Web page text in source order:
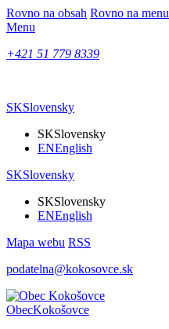
Rovno na obsah Rovno na menu
Menu
+421 51 779 8339
SKSlovensky
SKSlovensky
ENEnglish
SKSlovensky
SKSlovensky
ENEnglish
Mapa webu RSS
podatelna@kokosovce.sk
ObecKokošovce